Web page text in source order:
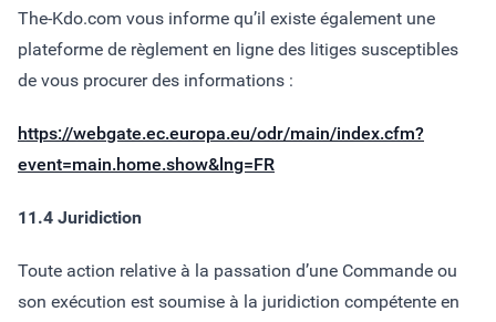
The-Kdo.com vous informe qu’il existe également une
plateforme de règlement en ligne des litiges susceptibles
de vous procurer des informations :
https://webgate.ec.europa.eu/odr/main/index.cfm?
event=main.home.show&lng=FR
11.4 Juridiction
Toute action relative à la passation d’une Commande ou
son exécution est soumise à la juridiction compétente en